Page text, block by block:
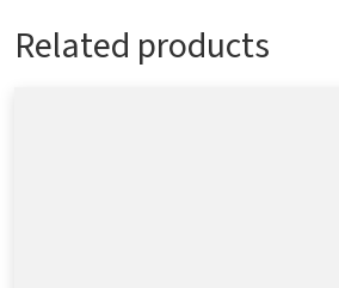
Related products